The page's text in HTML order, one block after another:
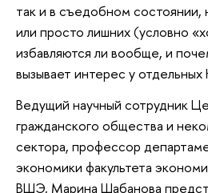
так и в съедобном состоянии,
или просто лишних (условно
избавляются ли вообще, и
вызывает интерес у
Ведущий научный сотрудник
гражданского общества и
сектора, профессор
экономики факультета
ВШЭ, Марина Шабанова